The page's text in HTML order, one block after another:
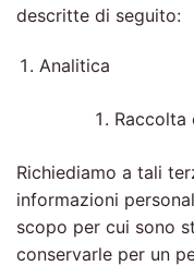
descritte di seguito:
Analitica
Raccolta
Richiediamo a tali
informazioni
scopo per cui sono
conservarle per un